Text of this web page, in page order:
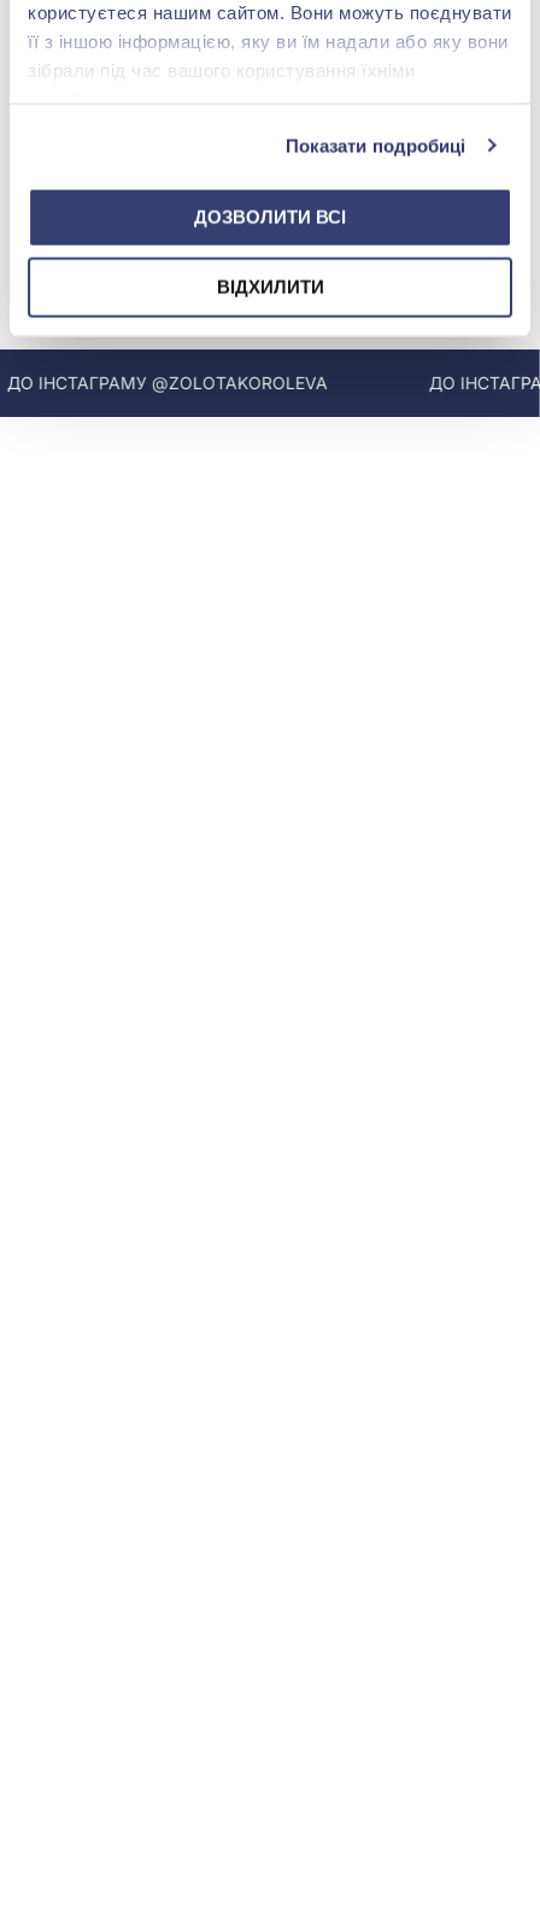
користуєтеся нашим сайтом. Вони можуть поєднувати
її з іншою інформацією, яку ви їм надали або яку вони
зібрали під час вашого користування їхніми
Показати подробиці
ДОЗВОЛИТИ ВСІ
ВІДХИЛИТИ
Каблучка "Ланки" зі
срібла 925°, без вставки,
арт. 2811
2 661,00 грн
Каблучка «Зірка» зі
срібла 925°, арт. К2/1043
1 337,00 грн
(арт. К2/1043)
МИ У INSTAGRAM
ІНСТАГРАМУ @ZOLOTAKOROLEVA ДО